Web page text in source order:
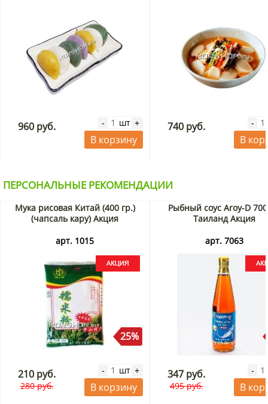
960 руб. - шт +
В корзину
740 руб. -
В
ПЕРСОНАЛЬНЫЕ РЕКОМЕНДАЦИИ
Мука рисовая Китай (400 гр.)
(чапсаль кару) Акция
арт. 1015
25%
210 руб.
280 руб.
- шт +
В корзину
Рыбный соус Aroy-D
Таиланд Акция
арт. 7063
347 руб.
495 руб.
-
В